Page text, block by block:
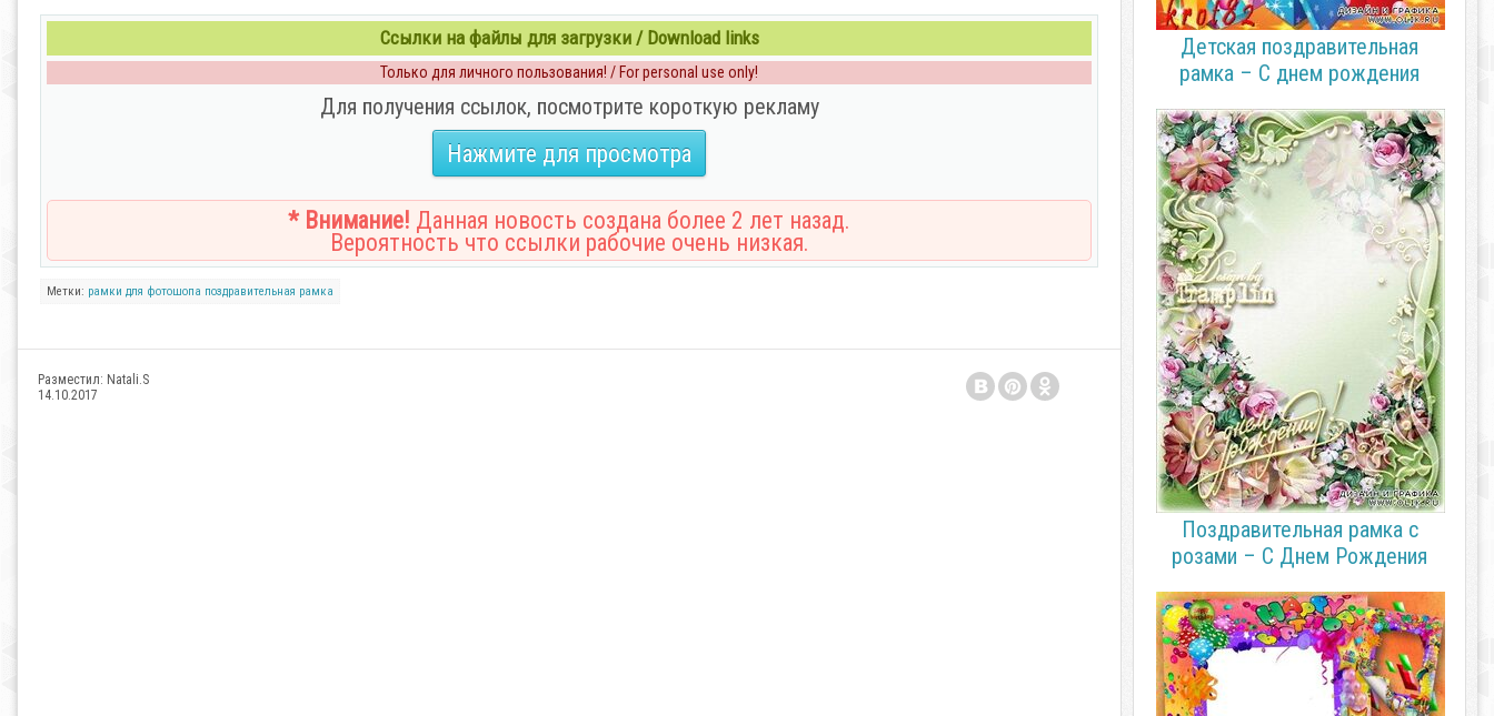
Ссылки на файлы для загрузки / Download links
Только для личного пользования! / For personal use only!
Для получения ссылок, посмотрите короткую рекламу
Нажмите для просмотра
* Внимание! Данная новость создана более 2 лет назад.
Вероятность что ссылки рабочие очень низкая.
Метки: рамки для фотошопа поздравительная рамка
Разместил: Natali.S
14.10.2017
Детская поздравительная
рамка – С днем рождения
Поздравительная рамка с
розами – С Днем Рождения